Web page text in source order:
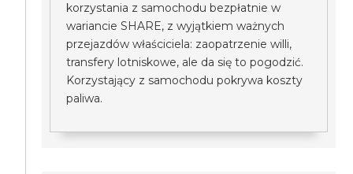
korzystania z samochodu bezpłatnie w
wariancie SHARE, z wyjątkiem ważnych
przejazdów właściciela: zaopatrzenie willi,
transfery lotniskowe, ale da się to pogodzić.
Korzystający z samochodu pokrywa koszty
paliwa.